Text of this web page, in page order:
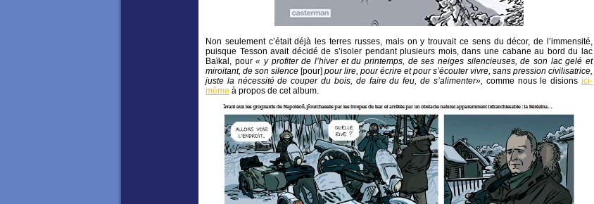
Non seulement c’était déjà les terres russes, mais on y trouvait ce sens du décor, de l’immensité,
puisque Tesson avait décidé de s’isoler pendant plusieurs mois, dans une cabane au bord du lac
Baïkal, pour« y profiterde l’hiver et du printemps, de ses neiges silencieuses, de son lac gelé et
miroitant, de son silence [pour] pour lire, pour écrire et pour s’écouter vivre, sans pression civilisatrice,
juste la nécessité de couper du bois, de faire du feu, de s’alimenter», comme nous le disionsici-
même à propos de cet album.